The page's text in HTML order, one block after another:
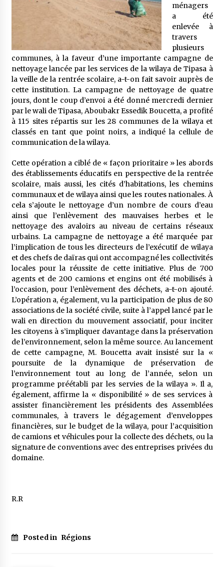
Le monstrueux vieillard (Un récit du Sud
algérien)
5 ans ago
Rencontre nocturne dans le désert (Un conte
touareg)
5 ans ago
Un conte targui/ Quand la tête est vide
5 ans ago
Tradition orale/ D’où viennent les contes et à
6 ans ago
ménagers
a été
enlevée à
travers
plusieurs
communes, à la faveur d’une importante campagne de
nettoyage lancée par les services de la wilaya de Tipasa à
la veille de la rentrée scolaire, a-t-on fait savoir auprès de
cette institution. La campagne de nettoyage de quatre
jours, dont le coup d’envoi a été donné mercredi dernier
par le wali de Tipasa, Aboubakr Essedik Boucetta, a profité
à 115 sites répartis sur les 28 communes de la wilaya et
classés en tant que point noirs, a indiqué la cellule de
communication de la wilaya.
Cette opération a ciblé de « façon prioritaire » les abords
des établissements éducatifs en perspective de la rentrée
scolaire, mais aussi, les cités d’habitations, les chemins
communaux et de wilaya ainsi que les routes nationales. À
cela s’ajoute le nettoyage d’un nombre de cours d’eau
ainsi que l’enlèvement des mauvaises herbes et le
nettoyage des avaloirs au niveau de certains réseaux
urbains. La campagne de nettoyage a été marquée par
l’implication de tous les directeurs de l’exécutif de wilaya
et des chefs de daïras qui ont accompagné les collectivités
locales pour la réussite de cette initiative. Plus de 700
agents et de 200 camions et engins ont été mobilisés à
l’occasion, pour l’enlèvement des déchets, a-t-on ajouté.
L’opération a, également, vu la participation de plus de 80
associations de la société civile, suite à l’appel lancé par le
wali en direction du mouvement associatif, pour inciter
les citoyens à s’impliquer davantage dans la préservation
de l’environnement, selon la même source. Au lancement
de cette campagne, M. Boucetta avait insisté sur la «
poursuite de la dynamique de préservation de
l’environnement tout au long de l’année, selon un
programme préétabli par les servies de la wilaya ». Il a,
également, affirme la « disponibilité » de ses services à
assister financièrement les présidents des Assemblées
communales, à travers le dégagement d’enveloppes
financières, sur le budget de la wilaya, pour l’acquisition
de camions et véhicules pour la collecte des déchets, ou la
signature de conventions avec des entreprises privées du
domaine.
R.R
Posted in Régions